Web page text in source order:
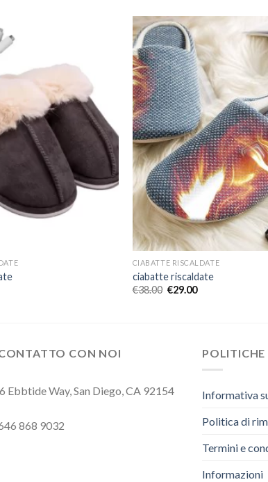
CIABATTE RISCALDATE
ciabatte riscaldate
€38.00 €29.00
CON NOI
Ebbtide Way, San Diego, CA 92154
868 9032
POLITICHE
Informativa
Politica di
Termini e
Informazioni